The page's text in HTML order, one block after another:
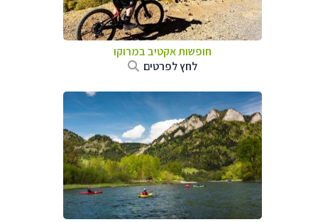
חופשות אקטיב במרוקו
לחץ לפרטים